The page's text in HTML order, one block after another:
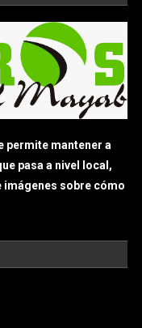
permite mantener a
pasa a nivel local,
sobre cómo